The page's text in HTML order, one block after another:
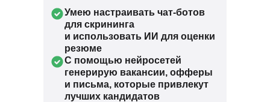
Умею настраивать чат-ботов
для скрининга
и использовать ИИ для оценки
резюме
С помощью нейросетей
генерирую вакансии, офферы
и письма, которые привлекут
лучших кандидатов